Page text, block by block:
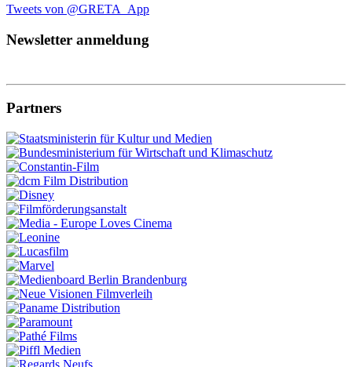
Tweets von @GRETA_App
Newsletter anmeldung
Partners